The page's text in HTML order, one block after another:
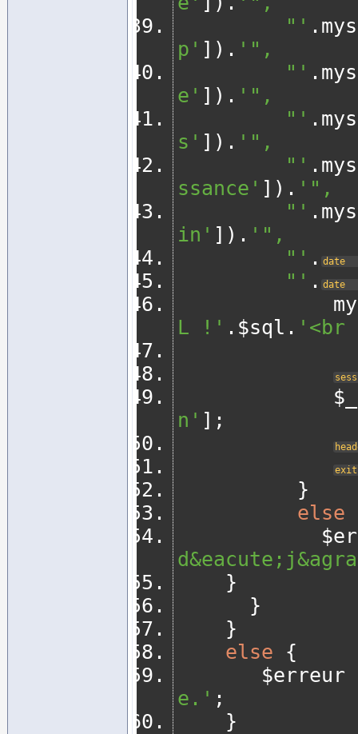
         "'
.
p' ]). '",
         "'
.
e' ]). '",
         "'
.
s' ]). '",
         "'
.
ssance' ]). '",
         "'
.
in' ]). '",
         "'
. date
         "'
. date
L !' . $sql . '<br
n' ];
exit
}
else
}
}
}
else
{
       $erreur
e.' ;
}